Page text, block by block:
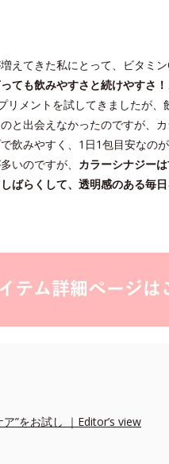
えてきた私にとって、ビタミン
ても飲みやすさと続けやすさ！
リメントを試してきましたが
と出会えなかったのですが、
飲みやすく、1日1包目安なの
いのですが、 カラーシナジー
ばらくして、透明感のある毎日
”をお試し ｜Editor’s view